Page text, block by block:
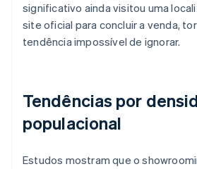
significativo ainda visitou uma
site oficial para concluir a venda,
tendência impossível de ignorar.
Tendências por
populacional
Estudos mostram que o